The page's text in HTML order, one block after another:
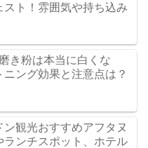
スト！雰囲気や持ち込み
き粉は本当に白くな
ニング効果と注意点は？
ン観光おすすめアフタヌ
ランチスポット、ホテル